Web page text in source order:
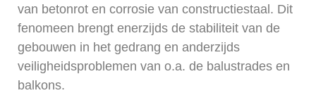
van betonrot en corrosie van constructiestaal. Dit
fenomeen brengt enerzijds de stabiliteit van de
gebouwen in het gedrang en anderzijds
veiligheidsproblemen van o.a. de balustrades en
balkons.